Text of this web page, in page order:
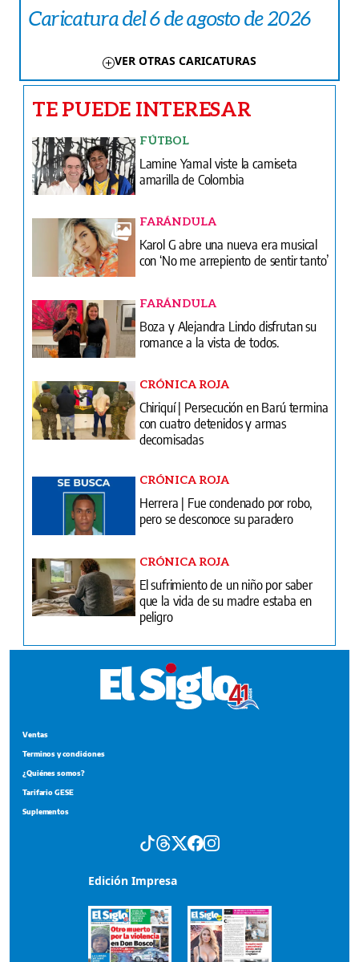
Caricatura del 6 de agosto de 2026
VER OTRAS CARICATURAS
TE PUEDE INTERESAR
FÚTBOL
Lamine Yamal viste la camiseta
amarilla de Colombia
FARÁNDULA
Karol G abre una nueva era musical
con ‘No me arrepiento de sentir tanto’
FARÁNDULA
Boza y Alejandra Lindo disfrutan su
romance a la vista de todos.
CRÓNICA ROJA
Chiriquí | Persecución en Barú termina
con cuatro detenidos y armas
decomisadas
CRÓNICA ROJA
Herrera | Fue condenado por robo,
pero se desconoce su paradero
CRÓNICA ROJA
El sufrimiento de un niño por saber
que la vida de su madre estaba en
peligro
Ventas
Terminos y condiciones
¿Quiénes somos?
Tarifario GESE
Suplementos
Edición Impresa